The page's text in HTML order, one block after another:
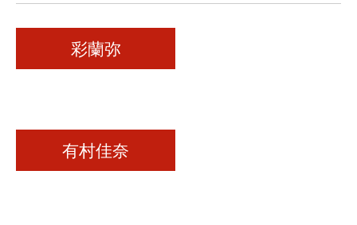
彩蘭弥
有村佳奈